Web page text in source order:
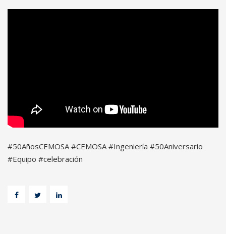
#50AñosCEMOSA #CEMOSA #Ingeniería #50Aniversario
#Equipo #celebración